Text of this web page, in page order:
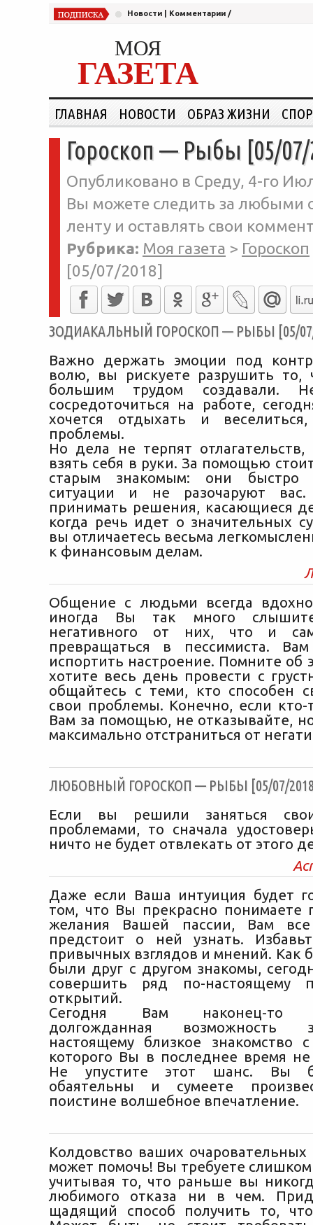
Новости Комментарии /
МОЯ
ГАЗЕТА
ГЛАВНАЯ НОВОСТИ ОБРАЗ ЖИЗНИ
Гороскоп — Рыбы [05/07/
Опубликовано в Среду, 4-го
Вы можете следить за любыми
ленту и оставлять свои
Рубрика: Моя газета > Гороскоп
[05/07/2018]
ЗОДИАКАЛЬНЫЙ ГОРОСКОП — РЫБЫ [05/
Важно держать эмоции под
волю, вы рискуете разрушить то,
большим трудом создавали.
сосредоточиться на работе,
хочется отдыхать и
проблемы.
Но дела не терпят отлагательств,
взять себя в руки. За помощью
старым знакомым: они быстро
ситуации и не разочаруют
принимать решения, касающиеся
когда речь идет о значительных
вы отличаетесь весьма
к финансовым делам.
Общение с людьми всегда
иногда Вы так много
негативного от них, что и
превращаться в пессимиста.
испортить настроение. Помните об
хотите весь день провести с
общайтесь с теми, кто способен
свои проблемы. Конечно, если кто-
Вам за помощью, не отказывайте,
максимально отстраниться от
ЛЮБОВНЫЙ ГОРОСКОП — РЫБЫ [05/07/
Если вы решили заняться
проблемами, то сначала
ничто не будет отвлекать от этого
Даже если Ваша интуиция будет
том, что Вы прекрасно понимаете
желания Вашей пассии, Вам
предстоит о ней узнать.
привычных взглядов и мнений. Как
были друг с другом знакомы,
совершить ряд по-настоящему
открытий.
Сегодня Вам наконец-то
долгожданная возможность
настоящему близкое знакомство
которого Вы в последнее время не
Не упустите этот шанс. Вы
обаятельны и сумеете
поистине волшебное впечатление.
Колдовство ваших очаровательных
может помочь! Вы требуете
учитывая то, что раньше вы
любимого отказа ни в чем.
щадящий способ получить то,